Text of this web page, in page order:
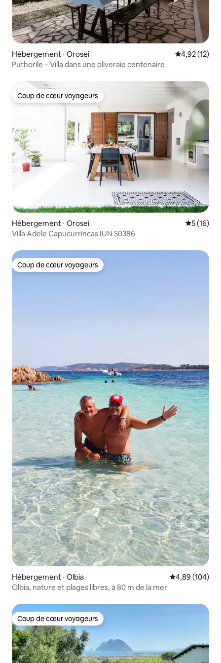
Hébergement ⋅ Orosei Évaluation
4,92 (12)
Puthorile – Villa dans une oliveraie centenaire
Coup de cœur voyageurs
Coup de cœur voyageurs
Hébergement ⋅ Orosei
5 (16)
Villa Adele Capucurrincas IUN S0386
Coup de cœur voyageurs
Coup de cœur voyageurs
Hébergement ⋅ Olbia Évaluation
4,89 (104)
Olbia, nature et plages libres, à 80 m de la mer
Coup de cœur voyageurs
Coup de cœur voyageurs